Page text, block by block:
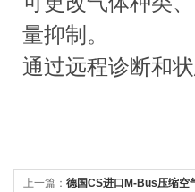
量抑制。
通过远程诊断和
上一篇： 德国CS进口M-Bus压缩空